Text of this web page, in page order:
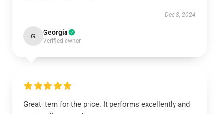
Dec 8, 2024
G Georgia
Verified owner
Great item for the price. It performs excellently and